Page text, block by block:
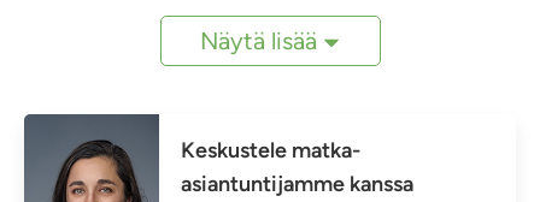
Näytä lisää
Keskustele matka-
asiantuntijamme kanssa